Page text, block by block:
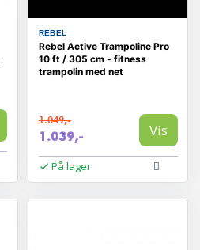
REBEL
Rebel Active Trampoline Pro
10 ft / 305 cm - fitness
trampolin med net
1.049,-
1.039,- Vis
På lager